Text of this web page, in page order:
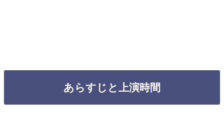
あらすじと上演時間